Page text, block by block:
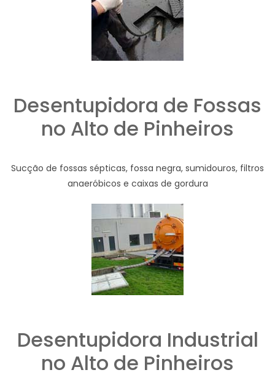
Desentupidora de Fossas
no Alto de Pinheiros
Sucção de fossas sépticas, fossa negra, sumidouros, filtros
anaeróbicos e caixas de gordura
Desentupidora Industrial
no Alto de Pinheiros